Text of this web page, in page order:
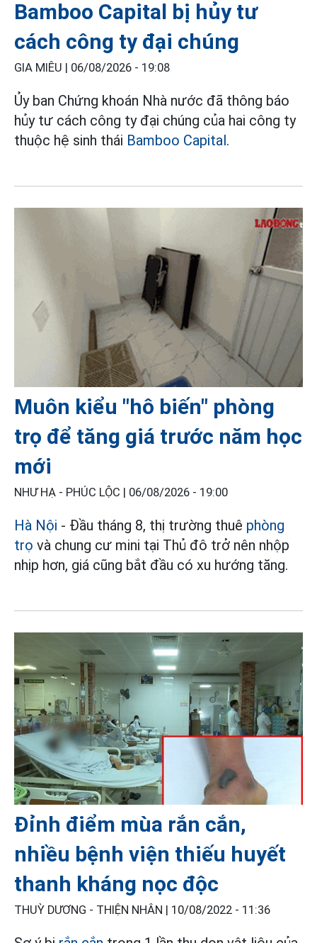
Bamboo Capital bị hủy tư
cách công ty đại chúng
GIA MIÊU | 06/08/2026 - 19:08
Ủy ban Chứng khoán Nhà nước đã thông báo
hủy tư cách công ty đại chúng của hai công ty
thuộc hệ sinh thái Bamboo Capital.
Muôn kiểu "hô biến" phòng
trọ để tăng giá trước năm học
mới
NHƯ HẠ - PHÚC LỘC | 06/08/2026 - 19:00
Hà Nội - Đầu tháng 8, thị trường thuê phòng
trọ và chung cư mini tại Thủ đô trở nên nhộp
nhịp hơn, giá cũng bắt đầu có xu hướng tăng.
Đỉnh điểm mùa rắn cắn,
nhiều bệnh viện thiếu huyết
thanh kháng nọc độc
THUỲ DƯƠNG - THIỆN NHÂN | 10/08/2022 - 11:36